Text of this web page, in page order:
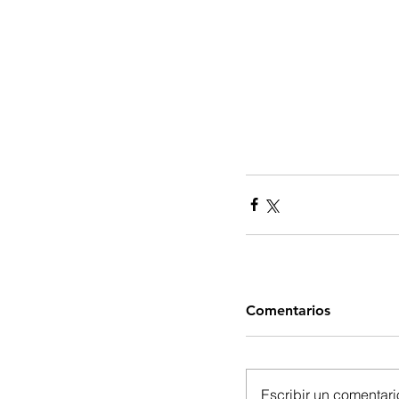
Comentarios
Escribir un